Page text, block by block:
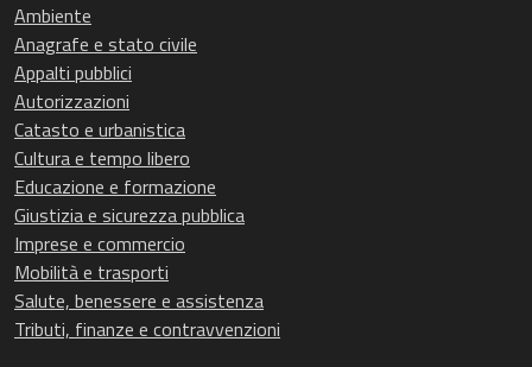
Ambiente
Anagrafe e stato civile
Appalti pubblici
Autorizzazioni
Catasto e urbanistica
Cultura e tempo libero
Educazione e formazione
Giustizia e sicurezza pubblica
Imprese e commercio
Mobilità e trasporti
Salute, benessere e assistenza
Tributi, finanze e contravvenzioni